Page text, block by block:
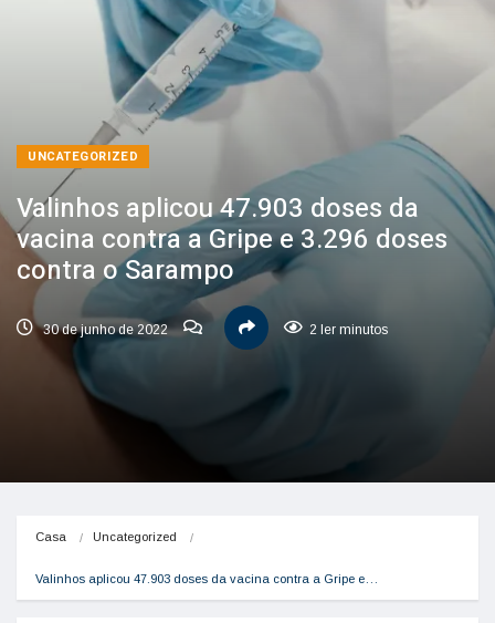
UNCATEGORIZED
Valinhos aplicou 47.903 doses da
vacina contra a Gripe e 3.296 doses
contra o Sarampo
30 de junho de 2022 2 ler minutos
Casa Uncategorized
Valinhos aplicou 47.903 doses da vacina contra a Gripe e…